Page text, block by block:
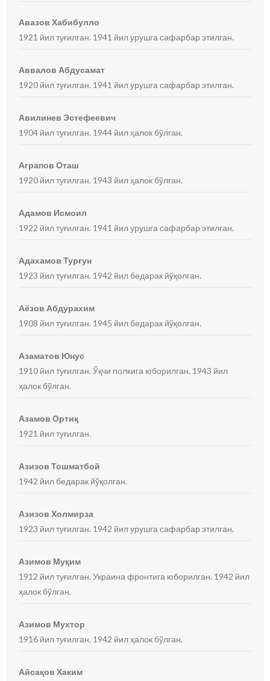
Авазов Хабибулло
1921 йил туғилган. 1941 йил урушга сафарбар этилган.
Аввалов Абдусамат
1920 йил туғилган. 1941 йил урушга сафарбар этилган.
Авилинев Эстефеевич
1904 йил туғилган. 1944 йил ҳалок бўлган.
Аграпов Оташ
1920 йил туғилган. 1943 йил ҳалок бўлган.
Адамов Исмоил
1922 йил туғилган. 1941 йил урушга сафарбар этилган.
Адахамов Турғун
1923 йил туғилган. 1942 йил бедарак йўқолган.
Аёзов Абдурахим
1908 йил туғилган. 1945 йил бедарак йўқолган.
Азаматов Юнус
1910 йил туғилган. Ўқчи полкига юборилган. 1943 йил
ҳалок бўлган.
Азамов Ортиқ
1921 йил туғилган.
Азизов Тошматбой
1942 йил бедарак йўқолган.
Азизов Холмирза
1923 йил туғилган. 1942 йил урушга сафарбар этилган.
Азимов Муқим
1912 йил туғилган. Украина фронтига юборилган. 1942 йил
ҳалок бўлган.
Азимов Мухтор
1916 йил туғилган. 1942 йил ҳалок бўлган.
Айсақов Хаким